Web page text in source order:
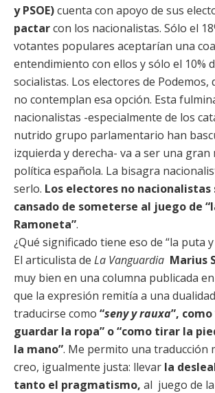
y PSOE)cuenta con apoyo de sus
pactarcon los nacionalistas. Sólo el
votantes populares aceptarían una
entendimiento con ellos y sólo el 10%
socialistas. Los electores de Podemos,
no contemplan esa opción. Esta
nacionalistas -especialmente de los
nutrido grupo parlamentario han
izquierda y derecha- va a ser una gran
política española. La bisagra
serlo. Los electores no nacionalistas
cansado de someterse al juego de
Ramoneta”.
¿Qué significado tiene eso de “la puta
El articulista de La Vanguardia Marius
muy bien en una columna publicada en
que la expresión remitía a una
traducirse como “seny y rauxa”,
guardar la ropa” o “como tirar la
la mano”. Me permito una traducción
creo, igualmente justa: llevar la
tanto el pragmatismo, al juego de